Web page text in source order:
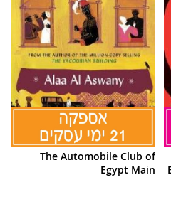
The Automobile Club of
Egypt Main